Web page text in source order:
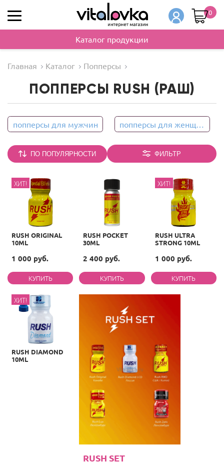
0
Каталог продукции
Главная Каталог Попперсы
ПОППЕРСЫ RUSH (РАШ)
попперсы для мужчин попперсы для женщин
ПО ПОПУЛЯРНОСТИ ФИЛЬТР
ХИТ!
RUSH ORIGINAL
10ML
1 000 руб.
RUSH POCKET
30ML
2 400 руб.
ХИТ!
RUSH ULTRA
STRONG 10ML
1 000 руб.
ХИТ!
RUSH DIAMOND
10ML
RUSH SET